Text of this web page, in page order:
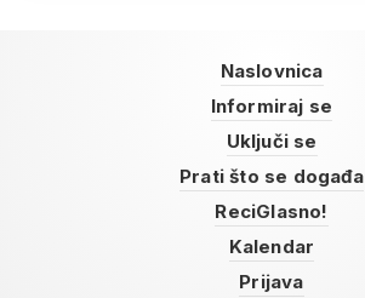
Naslovnica
Informiraj se
Uključi se
Prati što se događa
ReciGlasno!
Kalendar
Prijava